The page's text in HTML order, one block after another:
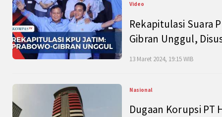
Video
Rekapitulasi Suara
Gibran Unggul,
13 Maret 2024, 19:15 WIB
Nasional
Dugaan Korupsi PT